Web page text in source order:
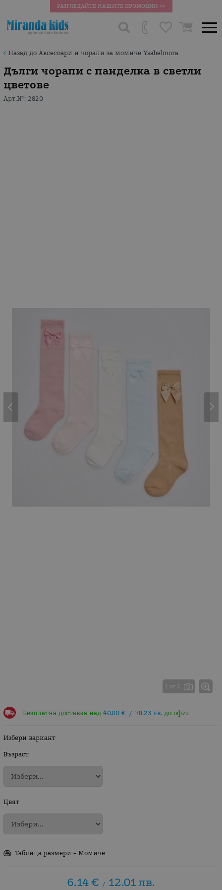
РАЗГЛЕДАЙТЕ НАШИТЕ ПРОМОЦИИ >>
Назад до Аксесоари и чорапи за момиче Ysabelmora
Дълги чорапи с панделка в светли
цветове
Арт.№: 2820
1 от 2
Безплатна доставка над 40.00 € / 78.23 лв.до офис
Избери вариант
Възраст
Цвят
Таблица размери - Момиче
6.14€ / 12.01лв.